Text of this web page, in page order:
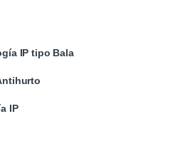
IP tipo Bala
IP